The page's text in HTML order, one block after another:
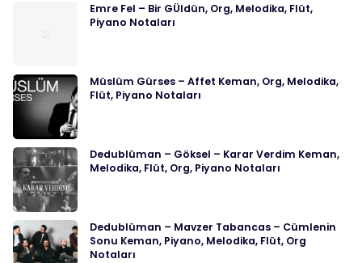
Emre Fel – Bir GÜldün, Org, Melodika, Flüt,
Piyano Notaları
Müslüm Gürses – Affet Keman, Org, Melodika,
Flüt, Piyano Notaları
Dedublüman – Göksel – Karar Verdim Keman,
Melodika, Flüt, Org, Piyano Notaları
Dedublüman – Mavzer Tabancas – Cümlenin
Sonu Keman, Piyano, Melodika, Flüt, Org
Notaları